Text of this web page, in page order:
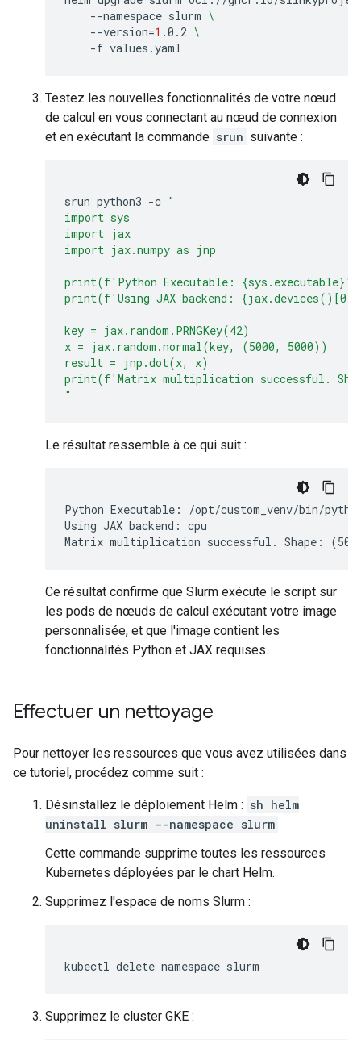
--namespace slurm \
--version=1 .0.2 \
-f
Testez les nouvelles fonctionnalités de votre nœud
de calcul en vous connectant au nœud de connexion
et en exécutant la commande srun suivante :
srun python3 -c "
import sys
import jax
import jax.numpy as jnp
print(f'Python Executable: {sys.executable}')
print(f'Using JAX backend:
key = jax.random.PRNGKey(42)
x = jax.random.normal(key, (5000, 5000))
result = jnp.dot(x, x)
print(f'Matrix multiplication successful.
"
Le résultat ressemble à ce qui suit :
Python Executable: /opt/custom_venv/bin/
Using JAX backend: cpu
Ce résultat confirme que Slurm exécute le script sur
les pods de nœuds de calcul exécutant votre image
personnalisée, et que l'image contient les
fonctionnalités Python et JAX requises.
Effectuer un nettoyage
Pour nettoyer les ressources que vous avez utilisées dans
ce tutoriel, procédez comme suit :
Désinstallez le déploiement Helm : sh helm
uninstall slurm --namespace slurm
Cette commande supprime toutes les ressources
Kubernetes déployées par le chart Helm.
Supprimez l'espace de noms Slurm :
kubectl delete namespace
Supprimez le cluster GKE :